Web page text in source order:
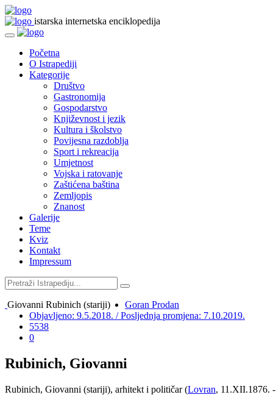
istarska internetska enciklopedija
Početna
O Istrapediji
Kategorije
Društvo
Gastronomija
Gospodarstvo
Književnost i jezik
Kultura i školstvo
Povijesna razdoblja
Sport i rekreacija
Umjetnost
Vojska i ratovanje
Zaštićena baština
Zemljopis
Znanost
Galerije
Teme
Kviz
Kontakt
Impressum
Giovanni Rubinich (stariji)
Goran Prodan
Objavljeno: 9.5.2018. / Posljednja promjena: 7.10.2019.
5538
0
Rubinich, Giovanni
Rubinich, Giovanni (stariji), arhitekt i političar (Lovran, 11.XII.1876. -